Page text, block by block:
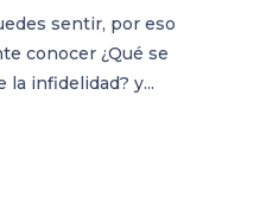
sentir, por eso
conocer ¿Qué se
la infidelidad? y...